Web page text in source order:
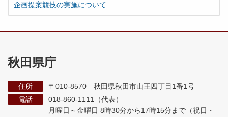
企画提案競技の実施について
秋田県庁
住所
〒010-8570 秋田県秋田市山王四丁目1番1号
電話
018-860-1111（代表）
月曜日～金曜日 8時30分から17時15分まで （祝日・